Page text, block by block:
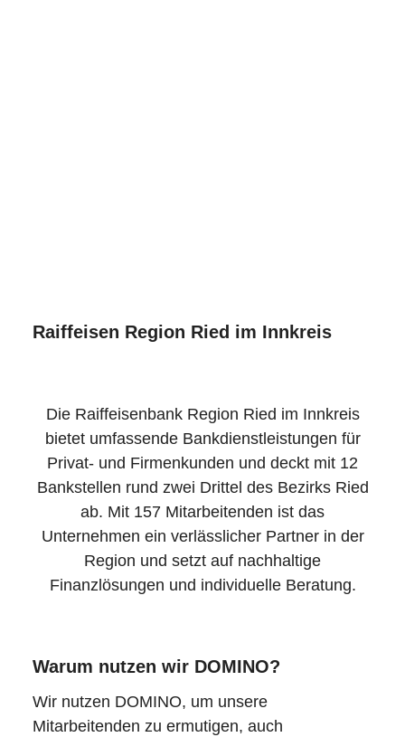
Raiffeisen Region Ried im Innkreis
Die Raiffeisenbank Region Ried im Innkreis
bietet umfassende Bankdienstleistungen für
Privat- und Firmenkunden und deckt mit 12
Bankstellen rund zwei Drittel des Bezirks Ried
ab. Mit 157 Mitarbeitenden ist das
Unternehmen ein verlässlicher Partner in der
Region und setzt auf nachhaltige
Finanzlösungen und individuelle Beratung.
Warum nutzen wir DOMINO?
Wir nutzen DOMINO, um unsere
Mitarbeitenden zu ermutigen, auch